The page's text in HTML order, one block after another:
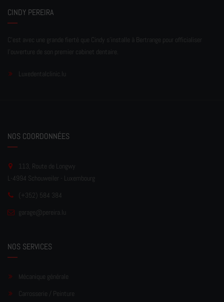
CINDY PEREIRA
C'est avec une grande fierté que Cindy s'installe à Bertrange pour officialiser
l'ouverture de son premier cabinet dentaire.
Luxedentalclinic.lu
NOS COORDONNÉES
113, Route de Longwy
L-4994 Schouweiler - Luxembourg
(+352) 584 384
garage@pereira.lu
NOS SERVICES
Mécanique générale
Carrosserie / Peinture